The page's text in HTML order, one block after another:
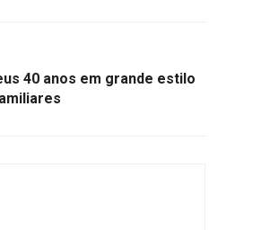
40 anos em grande estilo